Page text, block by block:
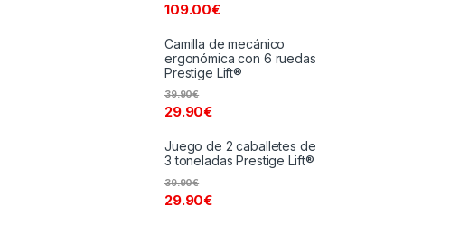
109.00€
Camilla de mecánico
ergonómica con 6 ruedas
Prestige Lift®
29.90€
39.90€
Juego de 2 caballetes de
3 toneladas Prestige Lift®
29.90€
39.90€